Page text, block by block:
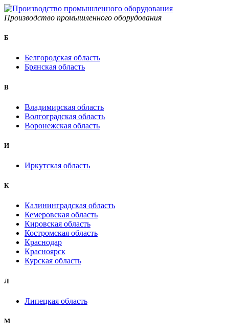
Производство промышленного оборудования
Б
Белгородская область
Брянская область
B
Владимирская область
Волгоградская область
Воронежская область
И
Иркутская область
К
Калининградская область
Кемеровская область
Кировская область
Костромская область
Краснодар
Красноярск
Курская область
Л
Липецкая область
М